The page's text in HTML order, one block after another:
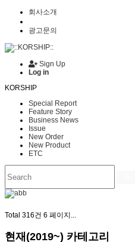
회사소개
광고문의
Sign Up
Log in
KORSHIP
Special Report
Feature Story
Business News
Issue
New Order
New Product
ETC
Total 316건 6 페이지...
현재(2019~) 카테고리